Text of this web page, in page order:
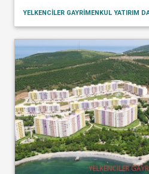
YELKENCİLER GAYRİMENKUL YATIRIM